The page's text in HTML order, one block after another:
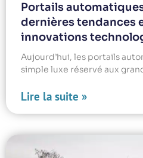
Portails
dernières tendances
innovations
Aujourd’hui, les portails
simple luxe réservé aux
Lire la suite »